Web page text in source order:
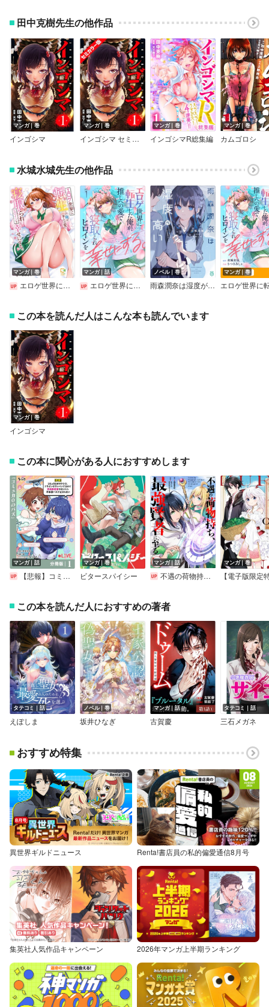
田中克樹先生の他作品
マンガ｜巻
インゴシマ
マンガ｜巻
インゴシマ セミカラー版
マンガ｜巻
インゴシマR総集編
マンガ｜巻
カムゴロシ
水城水城先生の他作品
マンガ｜巻
エロゲ世界に転生した俺が、推しへの愛で寝取られヒロインを幸せにする。【電子単行本】
マンガ｜話
エロゲ世界に転生した俺が、推しへの愛で寝取られヒロインを幸せにする。
ノベル｜巻
雨森潤奈は湿度が高い【電子特典付き】
マンガ｜巻
この本を読んだ人はこんな本も読んでいます
マンガ｜巻
インゴシマ
この本に関心がある人におすすめします
マンガ｜話
【悲報】コミュ力0オタク少女、ドラゴンをワンパンで沈めて有名配信者を助けたら不本意バズが止まらない【分冊版】
マンガ｜巻
ビタースパイシー
マンガ｜話
不遇の荷物持ち、最強賢者に至る
マンガ｜巻
この本を読んだ人におすすめの著者
タテコミ｜話
えぽしま
ノベル｜巻
坂井ひなぎ
マンガ｜話
古賀慶
タテコミ｜話
三石メガネ
おすすめ特集
異世界ギルドニュース Renta!書店員の私的偏愛通信8月号
集英社人気作品キャンペーン 2026年マンガ上半期ランキング